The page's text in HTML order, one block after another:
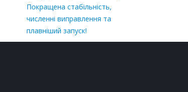
Покращена стабільність,
численні виправлення та
плавніший запуск!